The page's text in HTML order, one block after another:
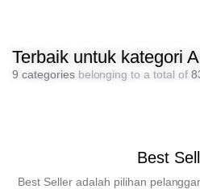
Terbaik untuk kategori
9 categoriesbelonging to a total of
Best
Best Seller adalah pilihan